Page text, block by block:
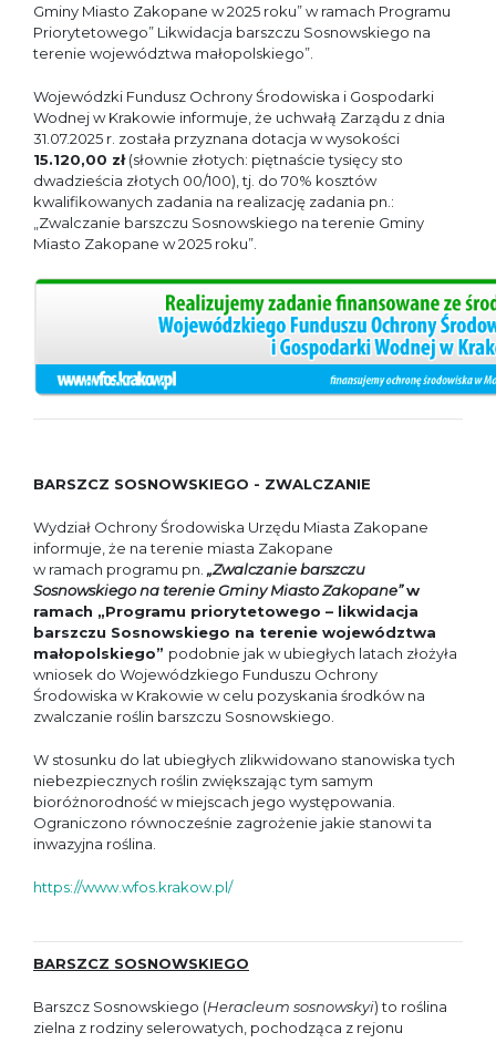
Gminy Miasto Zakopane w 2025 roku” w ramach Programu
Priorytetowego” Likwidacja barszczu Sosnowskiego na
terenie województwa małopolskiego”.
Wojewódzki Fundusz Ochrony Środowiska i Gospodarki
Wodnej w Krakowie informuje, że uchwałą Zarządu z dnia
31.07.2025 r. została przyznana dotacja w wysokości
15.120,00 zł(słownie złotych: piętnaście tysięcy sto
dwadzieścia złotych 00/100), tj. do 70% kosztów
kwalifikowanych zadania na realizację zadania pn.:
„Zwalczanie barszczu Sosnowskiego na terenie Gminy
Miasto Zakopane w 2025 roku”.
BARSZCZ SOSNOWSKIEGO - ZWALCZANIE
Wydział Ochrony Środowiska Urzędu Miasta Zakopane
informuje, że na terenie miasta Zakopane
w ramach programu pn. „Zwalczanie barszczu
Sosnowskiego na terenie Gminy Miasto Zakopane”w
ramach „Programu priorytetowego – likwidacja
barszczu Sosnowskiego na terenie województwa
małopolskiego” podobnie jak w ubiegłych latach złożyła
wniosek do Wojewódzkiego Funduszu Ochrony
Środowiska w Krakowie w celu pozyskania środków na
zwalczanie roślin barszczu Sosnowskiego.
W stosunku do lat ubiegłych zlikwidowano stanowiska tych
niebezpiecznych roślin zwiększając tym samym
bioróżnorodność w miejscach jego występowania.
Ograniczono równocześnie zagrożenie jakie stanowi ta
inwazyjna roślina.
https://www.wfos.krakow.pl/
BARSZCZ SOSNOWSKIEGO
Barszcz Sosnowskiego (Heracleum sosnowskyi) to roślina
zielna z rodziny selerowatych, pochodząca z rejonu